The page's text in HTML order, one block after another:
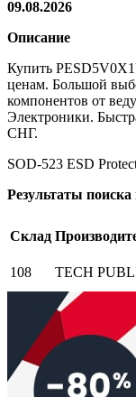
09.08.2026
Описание
Купить
ценам. Большой
компонентов от
Электроники.
СНГ.
SOD-523 ESD
Результаты поиска
Склад
108 TECH